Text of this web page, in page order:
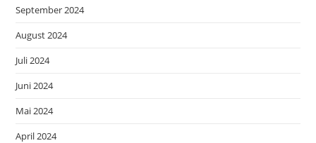
September 2024
August 2024
Juli 2024
Juni 2024
Mai 2024
April 2024